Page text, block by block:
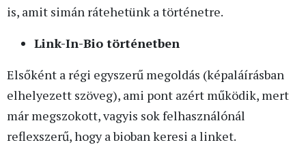
is, amit simán rátehetünk a történetre.
Link-In-Bio történetben
Elsőként a régi egyszerű megoldás (képaláírásban
elhelyezett szöveg), ami pont azért működik, mert
már megszokott, vagyis sok felhasználónál
reflexszerű, hogy a bioban keresi a linket.